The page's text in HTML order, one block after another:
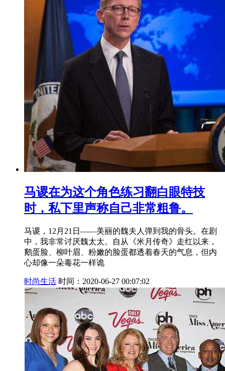
马谡在为这个角色练习翻白眼特技
时，私下里声称自己非常粗鲁。
马谡，12月21日——美丽的魏夫人弹到我的骨头。在剧
中，我非常讨厌魏太太。自从《米月传奇》走红以来，
鹅蛋脸、柳叶眉、粉嫩的脸蛋都透着春天的气息，但内
心却像一朵毒花一样诡
时尚生活 时间：2020-06-27 00:07:02